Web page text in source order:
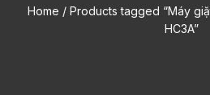
Home / Products tagged “Máy
HC3A”